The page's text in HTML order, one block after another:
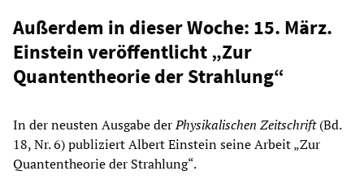
Außerdem in dieser Woche: 15. März.
Einstein veröffentlicht „Zur
Quantentheorie der Strahlung“
In der neusten Ausgabe derPhysikalischen Zeitschrift(Bd.
18, Nr. 6) publiziert Albert Einstein seine Arbeit „Zur
Quantentheorie der Strahlung“.